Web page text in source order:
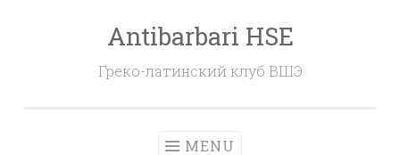
Antibarbari HSE
Греко-латинский клуб ВШЭ
MENU